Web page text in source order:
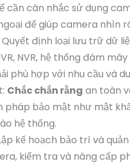
cần cân nhắc sử dụng
để giúp camera nhìn
định loại lưu trữ dữ
NVR, hệ thống đám
phù hợp với nhu cầu và
Chắc chắn rằng an toàn
pháp bảo mật như mật
hệ thống.
kế hoạch bảo trì và
kiểm tra và nâng cấp